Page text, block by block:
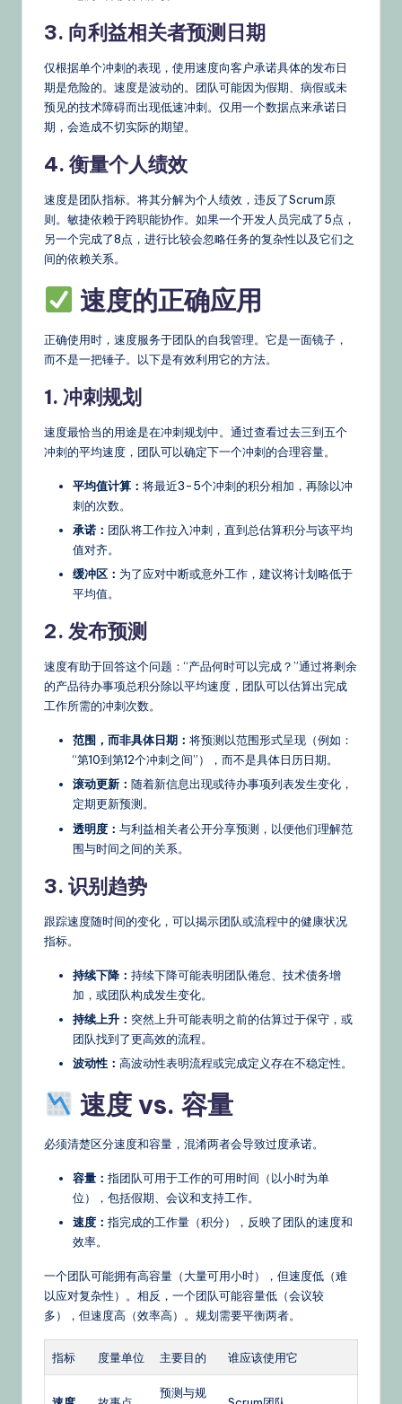
3. 向利益相关者预测日期
仅根据单个冲刺的表现，使用速度向客户承诺具体的发布日
期是危险的。速度是波动的。团队可能因为假期、病假或未
预见的技术障碍而出现低速冲刺。仅用一个数据点来承诺日
期，会造成不切实际的期望。
4. 衡量个人绩效
速度是团队指标。将其分解为个人绩效，违反了Scrum原
则。敏捷依赖于跨职能协作。如果一个开发人员完成了5点，
另一个完成了8点，进行比较会忽略任务的复杂性以及它们之
间的依赖关系。
速度的正确应用
正确使用时，速度服务于团队的自我管理。它是一面镜子，
而不是一把锤子。以下是有效利用它的方法。
1. 冲刺规划
速度最恰当的用途是在冲刺规划中。通过查看过去三到五个
冲刺的平均速度，团队可以确定下一个冲刺的合理容量。
平均值计算： 将最近3-5个冲刺的积分相加，再除以冲
刺的次数。
承诺： 团队将工作拉入冲刺，直到总估算积分与该平均
值对齐。
缓冲区： 为了应对中断或意外工作，建议将计划略低于
平均值。
2. 发布预测
速度有助于回答这个问题：“产品何时可以完成？”通过将剩余
的产品待办事项总积分除以平均速度，团队可以估算出完成
工作所需的冲刺次数。
范围，而非具体日期： 将预测以范围形式呈现（例如：
“第10到第12个冲刺之间”），而不是具体日历日期。
滚动更新： 随着新信息出现或待办事项列表发生变化，
定期更新预测。
透明度： 与利益相关者公开分享预测，以便他们理解范
围与时间之间的关系。
3. 识别趋势
跟踪速度随时间的变化，可以揭示团队或流程中的健康状况
指标。
持续下降： 持续下降可能表明团队倦怠、技术债务增
加，或团队构成发生变化。
持续上升： 突然上升可能表明之前的估算过于保守，或
团队找到了更高效的流程。
波动性： 高波动性表明流程或完成定义存在不稳定性。
速度 vs. 容量
必须清楚区分速度和容量，混淆两者会导致过度承诺。
容量： 指团队可用于工作的可用时间（以小时为单
位），包括假期、会议和支持工作。
速度： 指完成的工作量（积分），反映了团队的速度和
效率。
一个团队可能拥有高容量（大量可用小时），但速度低（难
以应对复杂性）。相反，一个团队可能容量低（会议较
多），但速度高（效率高）。规划需要平衡两者。
指标 度量单位 主要目的 谁应该使用它
预测与规